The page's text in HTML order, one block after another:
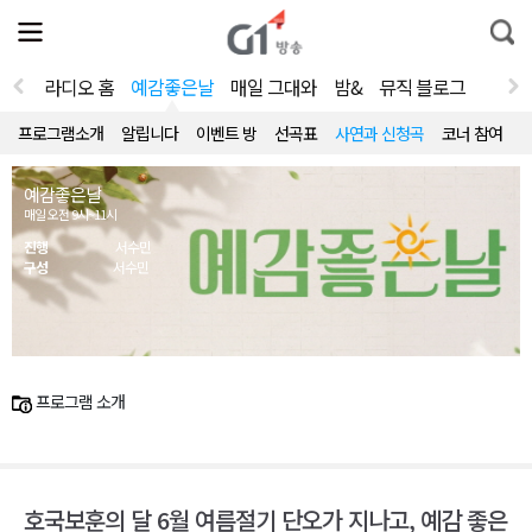
전
체
뉴
열
통
합
라디오 홈 예감좋은날 매일 그대와 밤& 뮤직 블로그
프로그램소개 알립니다 이벤트 방 선곡표 사연과 신청곡 코너 참여
예감좋은날
매일 오전 9시~11시
진행
서수민
구성
서수민
프로그램 소개
호국보훈의 달 6월 여름절기 단오가 지나고, 예감 좋은